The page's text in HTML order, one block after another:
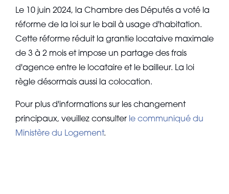
Le 10 juin 2024, la Chambre des Députés a voté la
réforme de la loi sur le bail à usage d'habitation.
Cette réforme réduit la grantie locataive maximale
de 3 à 2 mois et impose un partage des frais
d'agence entre le locataire et le bailleur. La loi
règle désormais aussi la colocation.
Pour plus d'informations sur les changement
principaux, veuillez consulter le communiqué du
Ministère du Logement.